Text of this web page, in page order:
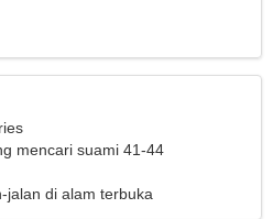
Anda
mencari suami 41-44
jalan di alam terbuka